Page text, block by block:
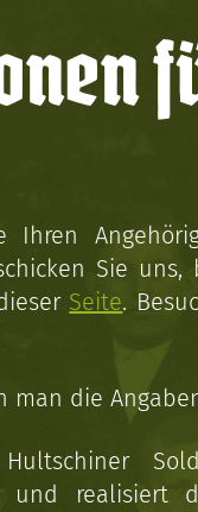
Ihren
Sie
Seite.
man die
und realisiert